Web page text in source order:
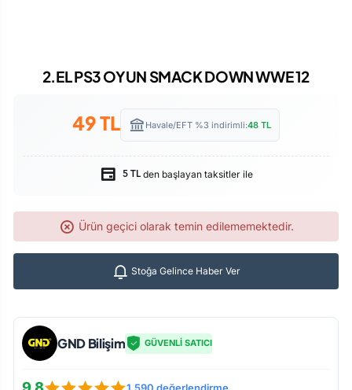
2.EL PS3 OYUN SMACK DOWN WWE 12
49TL Havale/EFT %3 indirimli:48 TL
5 TLden başlayan taksitler ile
Ürün geçici olarak temin edilememektedir.
Stoğa Gelince Haber Ver
GND Bilişim GÜVENLİ SATICI
1.590 değerlendirme